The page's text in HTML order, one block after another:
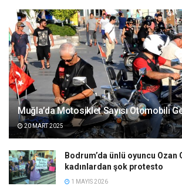
Muğla’da Motosiklet Sayısı Otomobili
20 MART 2025
Bodrum’da ünlü oyuncu Ozan
kadınlardan şok protesto
1 MAYIS 2026